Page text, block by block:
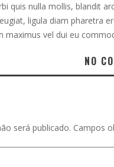
quis nulla mollis, blandit
ligula diam pharetra
maximus vel dui eu
NO
será publicado. Campos